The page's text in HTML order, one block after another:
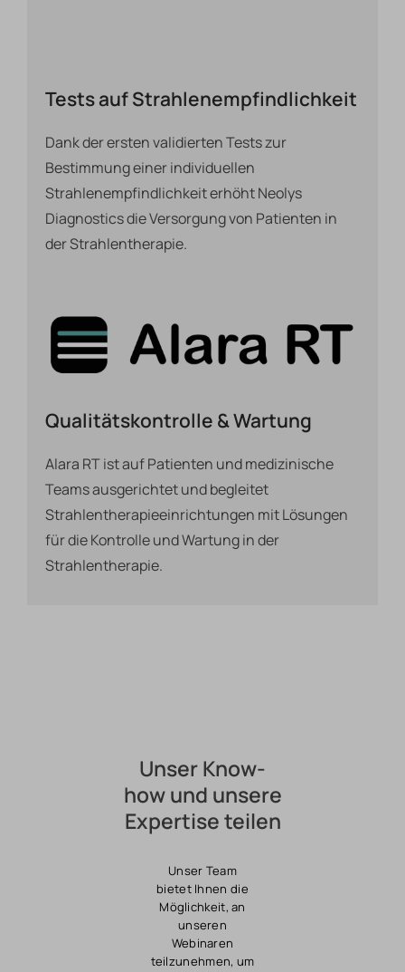
Tests auf Strahlenempfindlichkeit
Dank der ersten validierten Tests zur
Bestimmung einer individuellen
Strahlenempfindlichkeit erhöht Neolys
Diagnostics die Versorgung von Patienten in
der Strahlentherapie.
Qualitätskontrolle & Wartung
Alara RT ist auf Patienten und medizinische
Teams ausgerichtet und begleitet
Strahlentherapieeinrichtungen mit Lösungen
für die Kontrolle und Wartung in der
Strahlentherapie.
Unser Know-
how und unsere
Expertise teilen
Unser Team
bietet Ihnen die
Möglichkeit, an
unseren
Webinaren
teilzunehmen, um